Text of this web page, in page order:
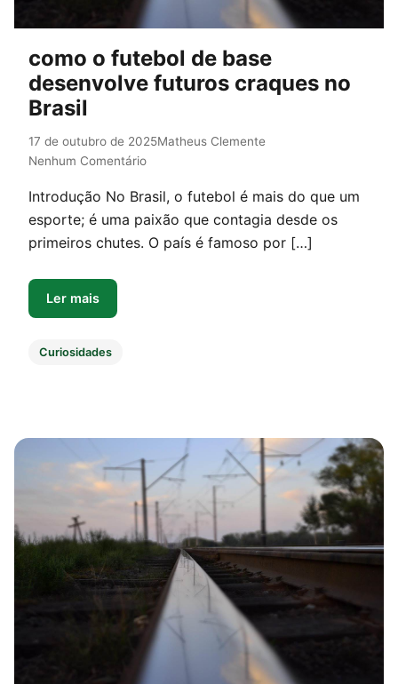
como o futebol de base
desenvolve futuros craques no
Brasil
17 de outubro de 2025Matheus Clemente
Nenhum Comentário
Introdução No Brasil, o futebol é mais do que um
esporte; é uma paixão que contagia desde os
primeiros chutes. O país é famoso por […]
Ler mais
Curiosidades